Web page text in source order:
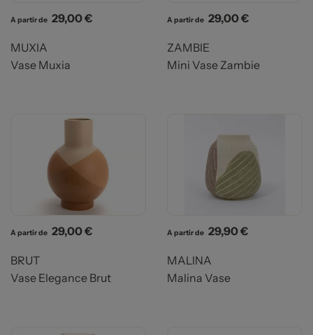
A partir de Prix
29,00 €
MUXIA
Vase Muxia
A partir de Prix
29,00 €
ZAMBIE
Mini Vase Zambie
A partir de Prix
29,00 €
BRUT
Vase Elegance Brut
A partir de Prix
29,90 €
MALINA
Malina Vase